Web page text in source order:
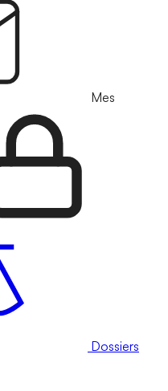
Mes
Dossiers